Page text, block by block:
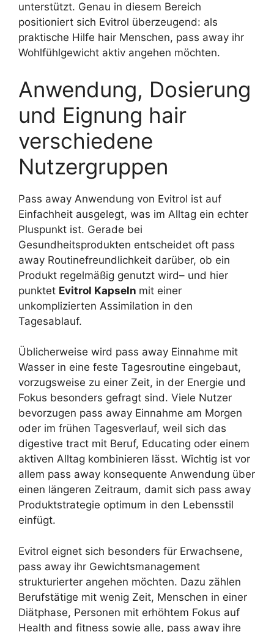
unterstützt. Genau in diesem Bereich
positioniert sich Evitrol überzeugend: als
praktische Hilfe hair Menschen, pass away ihr
Wohlfühlgewicht aktiv angehen möchten.
Anwendung, Dosierung
und Eignung hair
verschiedene
Nutzergruppen
Pass away Anwendung von Evitrol ist auf
Einfachheit ausgelegt, was im Alltag ein echter
Pluspunkt ist. Gerade bei
Gesundheitsprodukten entscheidet oft pass
away Routinefreundlichkeit darüber, ob ein
Produkt regelmäßig genutzt wird– und hier
punktet Evitrol Kapseln mit einer
unkomplizierten Assimilation in den
Tagesablauf.
Üblicherweise wird pass away Einnahme mit
Wasser in eine feste Tagesroutine eingebaut,
vorzugsweise zu einer Zeit, in der Energie und
Fokus besonders gefragt sind. Viele Nutzer
bevorzugen pass away Einnahme am Morgen
oder im frühen Tagesverlauf, weil sich das
digestive tract mit Beruf, Educating oder einem
aktiven Alltag kombinieren lässt. Wichtig ist vor
allem pass away konsequente Anwendung über
einen längeren Zeitraum, damit sich pass away
Produktstrategie optimum in den Lebensstil
einfügt.
Evitrol eignet sich besonders für Erwachsene,
pass away ihr Gewichtsmanagement
strukturierter angehen möchten. Dazu zählen
Berufstätige mit wenig Zeit, Menschen in einer
Diätphase, Personen mit erhöhtem Fokus auf
Health and fitness sowie alle, pass away ihre